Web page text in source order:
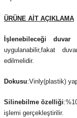
ÜRÜNE AİT AÇIKLAMA
İşlenebileceği duvar
uygulanabilir,fakat
edilmelidir.
Dokusu:Vinly(plastik)
Silinebilme özelliği
işlemi gerçekleştirilir.